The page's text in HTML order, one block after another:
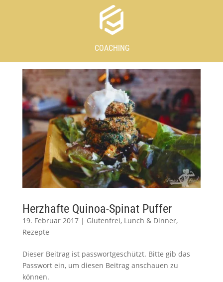
COACHING
Herzhafte Quinoa-Spinat Puffer
19. Februar 2017| Glutenfrei, Lunch & Dinner,
Rezepte
Dieser Beitrag ist passwortgeschützt. Bitte gib das
Passwort ein, um diesen Beitrag anschauen zu
können.